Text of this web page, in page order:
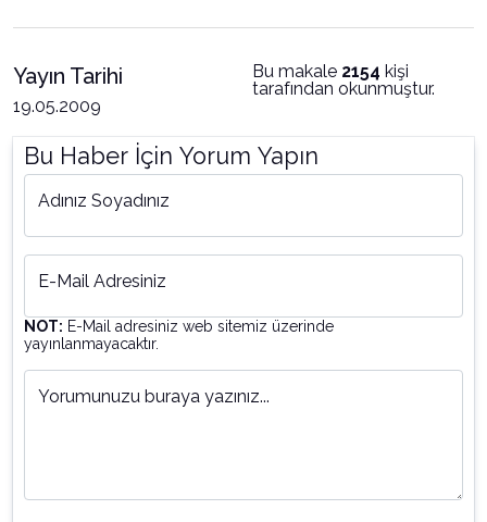
Yayın Tarihi
19.05.2009
Bu makale 2154 kişi
tarafından okunmuştur.
Bu Haber İçin Yorum Yapın
Adınız Soyadınız
E-Mail Adresiniz
NOT: E-Mail adresiniz web sitemiz üzerinde
yayınlanmayacaktır.
Yorumunuzu buraya yazınız...